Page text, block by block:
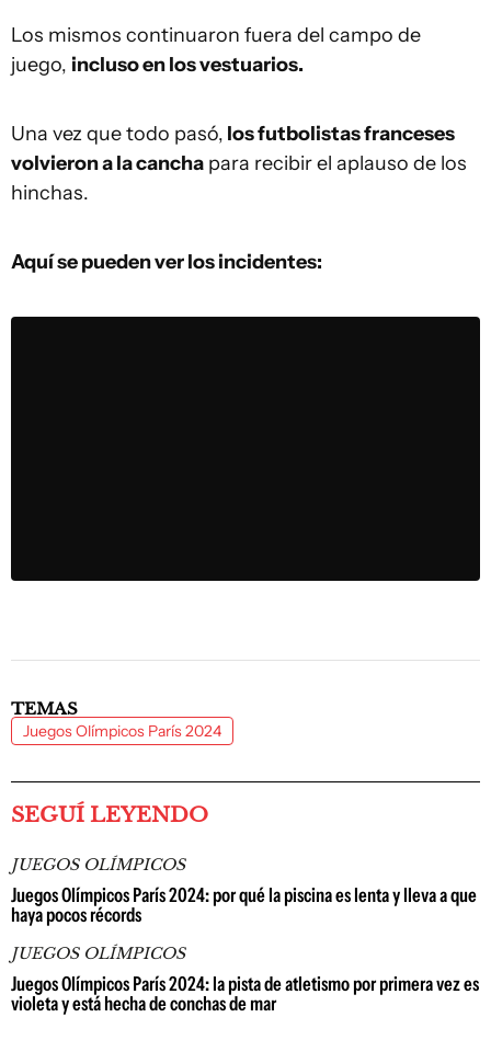
Los mismos continuaron fuera del campo de
juego, incluso en los vestuarios.
Una vez que todo pasó, los futbolistas franceses
volvieron a la cancha para recibir el aplauso de los
hinchas.
Aquí se pueden ver los incidentes:
TEMAS
Juegos Olímpicos París 2024
SEGUÍ LEYENDO
JUEGOS OLÍMPICOS
Juegos Olímpicos París 2024: por qué la piscina es lenta y lleva a que
haya pocos récords
JUEGOS OLÍMPICOS
Juegos Olímpicos París 2024: la pista de atletismo por primera vez es
violeta y está hecha de conchas de mar